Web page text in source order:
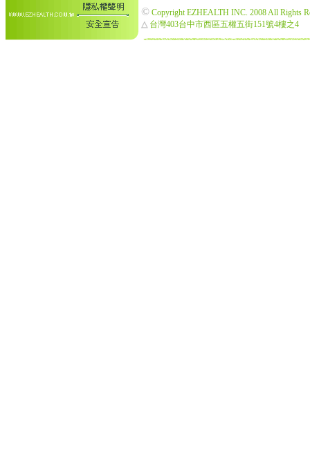
© Copyright EZHEALTH INC. 2008 All Rights
△ 台灣403台中市西區五權五街151號4樓之4